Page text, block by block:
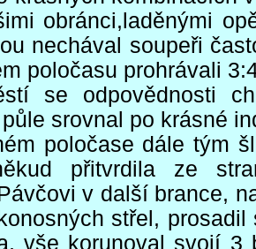
obránci,laděnými
nechával soupeři
poločasu prohrávali
se odpovědnosti
srovnal po krásné
poločase dále tým
přitvrdila ze
v další brance,
střel,
vše korunoval svojí 3